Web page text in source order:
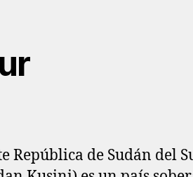
República de Sudán del